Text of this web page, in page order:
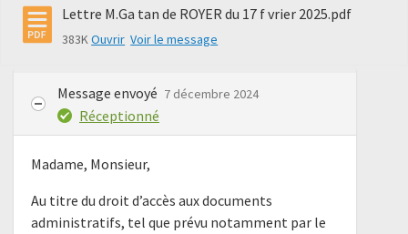
Lettre M.Ga tan de ROYER du 17 f vrier 2025.pdf
383KOuvrir Voir le message
Message envoyé 7 décembre 2024
Réceptionné
Madame, Monsieur,
Au titre du droit d’accès aux documents
administratifs, tel que prévu notamment par le